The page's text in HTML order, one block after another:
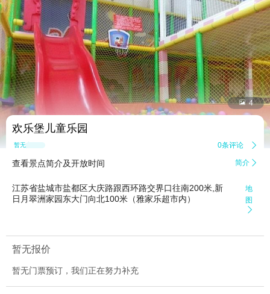
 4
欢乐堡儿童乐园
暂无点评 0条评论 
查看景点简介及开放时间 简介 
江苏省盐城市盐都区大庆路跟西环路交界口往南200米,新
日月翠洲家园东大门向北100米（雅家乐超市内）
地
图

暂无报价
暂无门票预订，我们正在努力补充
